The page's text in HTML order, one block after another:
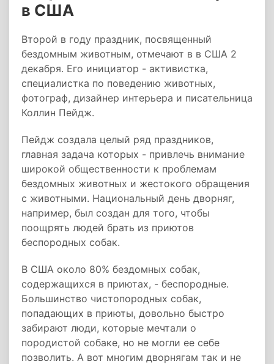
в США
Второй в году праздник, посвященный
бездомным животным, отмечают в в США 2
декабря. Его инициатор - активистка,
специалистка по поведению животных,
фотограф, дизайнер интерьера и писательница
Коллин Пейдж.
Пейдж создала целый ряд праздников,
главная задача которых - привлечь внимание
широкой общественности к проблемам
бездомных животных и жестокого обращения
с животными. Национальный день дворняг,
например, был создан для того, чтобы
поощрять людей брать из приютов
беспородных собак.
В США около 80% бездомных собак,
содержащихся в приютах, - беспородные.
Большинство чистопородных собак,
попадающих в приюты, довольно быстро
забирают люди, которые мечтали о
породистой собаке, но не могли ее себе
позволить. А вот многим дворнягам так и не